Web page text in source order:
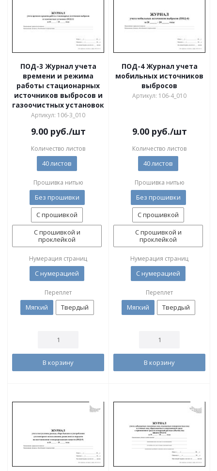
ПОД-3 Журнал учета
времени и режима
работы стационарных
источников выбросов и
газоочистных установок
Артикул: 106-3_010
9.00руб./шт
Количество листов
40 листов
Прошивка нитью
Без прошивки
С прошивкой
С прошивкой и
проклейкой
Нумерация страниц
С нумерацией
Переплет
Мягкий Твердый
В корзину
ПОД-4 Журнал учета
мобильных источников
выбросов
Артикул: 106-4_010
9.00руб./шт
Количество листов
40 листов
Прошивка нитью
Без прошивки
С прошивкой
С прошивкой и
проклейкой
Нумерация страниц
С нумерацией
Переплет
Мягкий Твердый
В корзину